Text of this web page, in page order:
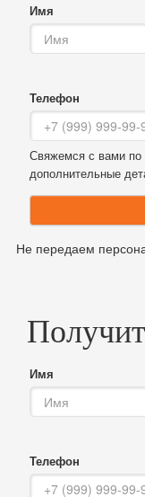
Имя
Телефон
Свяжемся с вами по
дополнительные
Не передаем
Имя
Телефон